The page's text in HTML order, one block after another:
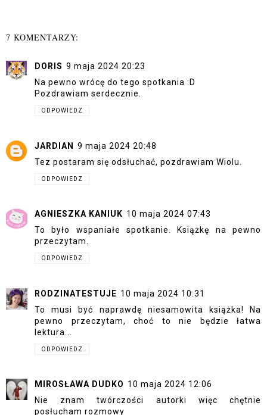
7 KOMENTARZY:
DORIS 9 maja 2024 20:23
Na pewno wrócę do tego spotkania :D
Pozdrawiam serdecznie.
ODPOWIEDZ
JARDIAN
9 maja 2024 20:48
Tez postaram się odsłuchać, pozdrawiam Wiolu.
ODPOWIEDZ
AGNIESZKA KANIUK 10 maja 2024 07:43
To było wspaniałe spotkanie. Książkę na pewno
przeczytam.
ODPOWIEDZ
RODZINATESTUJE 10 maja 2024 10:31
To musi być naprawdę niesamowita książka! Na
pewno przeczytam, choć to nie będzie łatwa
lektura...
ODPOWIEDZ
MIROSŁAWA DUDKO 10 maja 2024 12:06
Nie znam twórczości autorki więc chętnie
posłucham rozmowy